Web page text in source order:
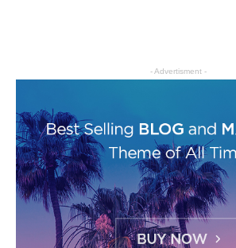
- Advertisment -